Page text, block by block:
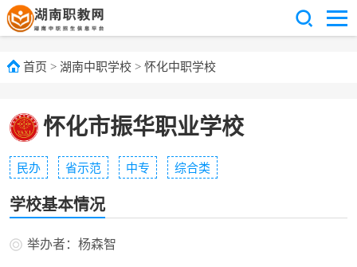
首页 > 湖南中职学校 > 怀化中职学校
怀化市振华职业学校
民办 省示范 中专 综合类
学校基本情况
举办者：杨森智